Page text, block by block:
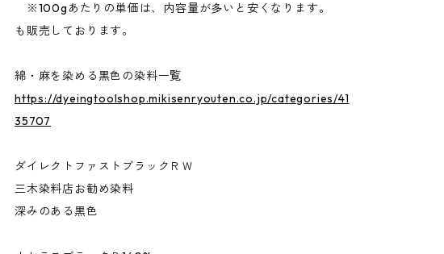
※100gあたりの単価は、内容量が多いと安くなります。
も販売しております。
綿・麻を染める黒色の染料一覧
https://dyeingtoolshop.mikisenryouten.co.jp/categories/41
35707
ダイレクトファストブラックＲＷ
三木染料店お勧め染料
深みのある黒色